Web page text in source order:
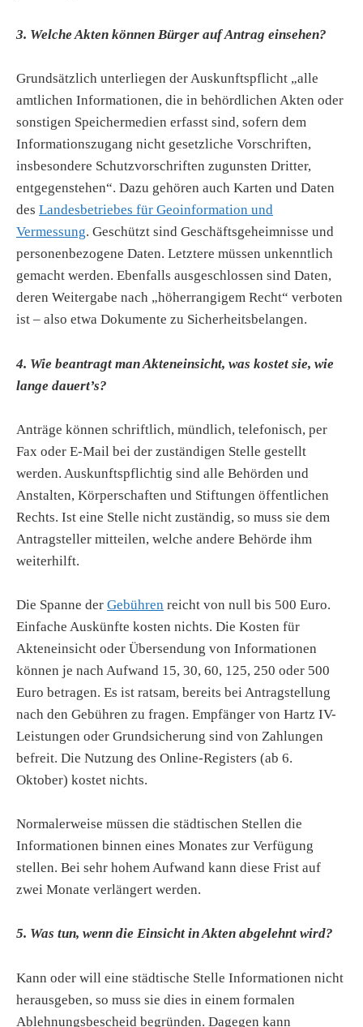
3. Welche Akten können Bürger auf Antrag einsehen?
Grundsätzlich unterliegen der Auskunftspflicht „alle
amtlichen Informationen, die in behördlichen Akten oder
sonstigen Speichermedien erfasst sind, sofern dem
Informationszugang nicht gesetzliche Vorschriften,
insbesondere Schutzvorschriften zugunsten Dritter,
entgegenstehen“. Dazu gehören auch Karten und Daten
des Landesbetriebes für Geoinformation und
Vermessung. Geschützt sind Geschäftsgeheimnisse und
personenbezogene Daten. Letztere müssen unkenntlich
gemacht werden. Ebenfalls ausgeschlossen sind Daten,
deren Weitergabe nach „höherrangigem Recht“ verboten
ist – also etwa Dokumente zu Sicherheitsbelangen.
4. Wie beantragt man Akteneinsicht, was kostet sie, wie
lange dauert’s?
Anträge können schriftlich, mündlich, telefonisch, per
Fax oder E-Mail bei der zuständigen Stelle gestellt
werden. Auskunftspflichtig sind alle Behörden und
Anstalten, Körperschaften und Stiftungen öffentlichen
Rechts. Ist eine Stelle nicht zuständig, so muss sie dem
Antragsteller mitteilen, welche andere Behörde ihm
weiterhilft.
Die Spanne der Gebühren reicht von null bis 500 Euro.
Einfache Auskünfte kosten nichts. Die Kosten für
Akteneinsicht oder Übersendung von Informationen
können je nach Aufwand 15, 30, 60, 125, 250 oder 500
Euro betragen. Es ist ratsam, bereits bei Antragstellung
nach den Gebühren zu fragen. Empfänger von Hartz IV-
Leistungen oder Grundsicherung sind von Zahlungen
befreit. Die Nutzung des Online-Registers (ab 6.
Oktober) kostet nichts.
Normalerweise müssen die städtischen Stellen die
Informationen binnen eines Monates zur Verfügung
stellen. Bei sehr hohem Aufwand kann diese Frist auf
zwei Monate verlängert werden.
5. Was tun, wenn die Einsicht in Akten abgelehnt wird?
Kann oder will eine städtische Stelle Informationen nicht
herausgeben, so muss sie dies in einem formalen
Ablehnungsbescheid begründen. Dagegen kann